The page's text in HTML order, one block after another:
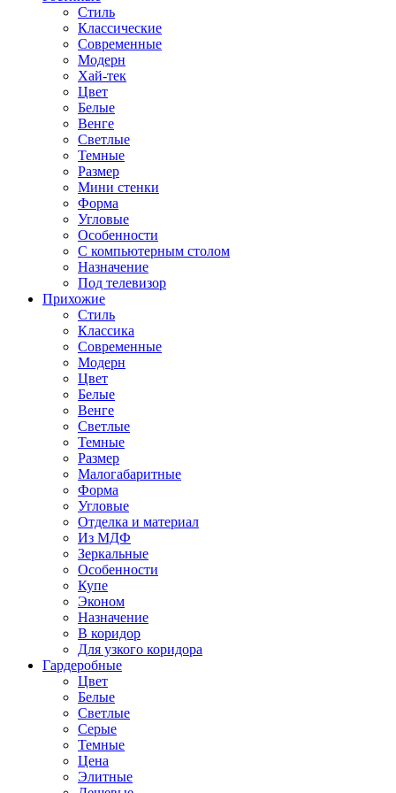
Стиль
Классические
Современные
Модерн
Хай-тек
Цвет
Белые
Венге
Светлые
Темные
Размер
Мини стенки
Форма
Угловые
Особенности
С компьютерным столом
Назначение
Под телевизор
Прихожие
Стиль
Классика
Современные
Модерн
Цвет
Белые
Венге
Светлые
Темные
Размер
Малогабаритные
Форма
Угловые
Отделка и материал
Из МДФ
Зеркальные
Особенности
Купе
Эконом
Назначение
В коридор
Для узкого коридора
Гардеробные
Цвет
Белые
Светлые
Серые
Темные
Цена
Элитные